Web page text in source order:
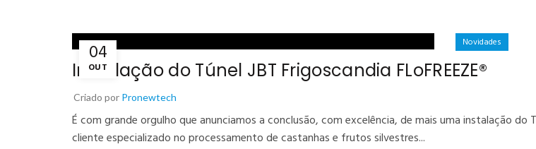
04
OUT
Novidades
Instalação do Túnel JBT Frigoscandia FLoFREEZE®
Criado por Pronewtech
É com grande orgulho que anunciamos a conclusão, com excelência, de mais uma instalação do
cliente especializado no processamento de castanhas e frutos silvestres...